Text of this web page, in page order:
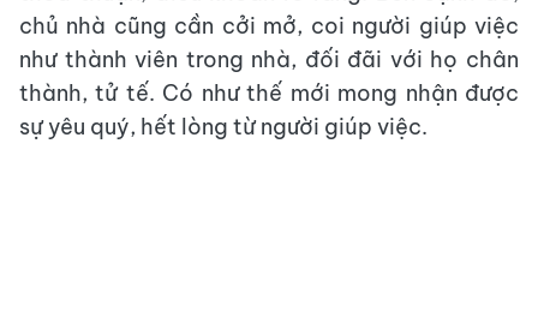
chủ nhà cũng cần cởi mở, coi người giúp việc
như thành viên trong nhà, đối đãi với họ chân
thành, tử tế. Có như thế mới mong nhận được
sự yêu quý, hết lòng từ người giúp việc.